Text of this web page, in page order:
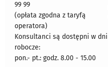
99 99
(opłata zgodna z taryfą
operatora)
Konsultanci są dostępni w dni
robocze:
pon.- pt.: godz. 8.00 - 15.00